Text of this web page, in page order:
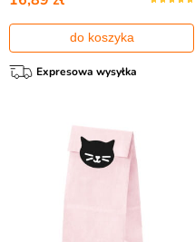
do koszyka
Expresowa wysyłka